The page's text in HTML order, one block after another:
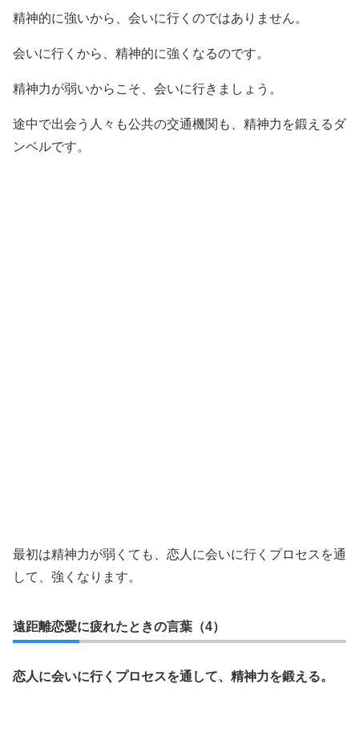
精神的に強いから、会いに行くのではありません。
会いに行くから、精神的に強くなるのです。
精神力が弱いからこそ、会いに行きましょう。
途中で出会う人々も公共の交通機関も、精神力を鍛えるダ
ンベルです。
最初は精神力が弱くても、恋人に会いに行くプロセスを通
して、強くなります。
遠距離恋愛に疲れたときの言葉（4）
恋人に会いに行くプロセスを通して、精神力を鍛える。